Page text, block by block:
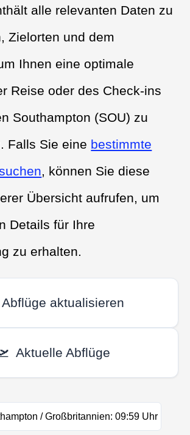
alle relevanten Daten zu
Zielorten und dem
Ihnen eine optimale
Reise oder des Check-ins
Southampton (SOU) zu
Falls Sie eine bestimmte
, können Sie diese
Übersicht aufrufen, um
Details für Ihre
zu erhalten.
Abflüge aktualisieren
Aktuelle Abflüge
/ Großbritannien: 09:59 Uhr